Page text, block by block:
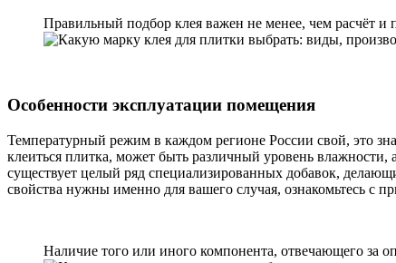
Правильный подбор клея важен не менее, чем расчёт и
Особенности эксплуатации помещения
Температурный режим в каждом регионе России свой, это
клеиться плитка, может быть различный уровень влажности,
существует целый ряд специализированных добавок,
свойства нужны именно для вашего случая, ознакомьтесь с
Наличие того или иного компонента, отвечающего за